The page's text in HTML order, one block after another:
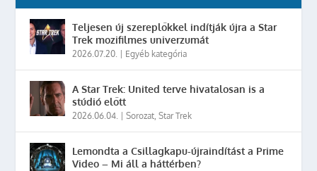
Teljesen új szereplőkkel indítják újra a Star
Trek mozifilmes univerzumát
2026.07.20. Egyéb kategória
A Star Trek: United terve hivatalosan is a
stúdió előtt
2026.06.04. |Sorozat,Star Trek
Lemondta a Csillagkapu-újraindítást a Prime
Video – Mi áll a háttérben?